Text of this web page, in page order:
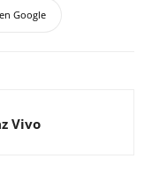
Google
Vivo